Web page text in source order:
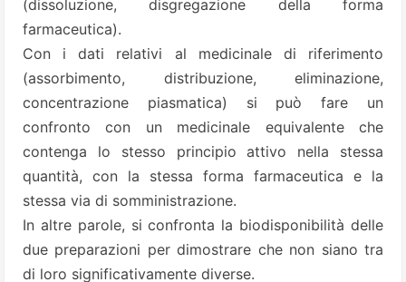
(dissoluzione, disgregazione della forma
farmaceutica).
Con i dati relativi al medicinale di riferimento
(assorbimento, distribuzione, eliminazione,
concentrazione piasmatica) si può fare un
confronto con un medicinale equivalente che
contenga lo stesso principio attivo nella stessa
quantità, con la stessa forma farmaceutica e la
stessa via di somministrazione.
In altre parole, si confronta la biodisponibilità delle
due preparazioni per dimostrare che non siano tra
di loro significativamente diverse.